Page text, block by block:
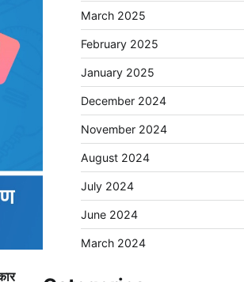
March 2025
February 2025
January 2025
December 2024
November 2024
August 2024
July 2024
June 2024
March 2024